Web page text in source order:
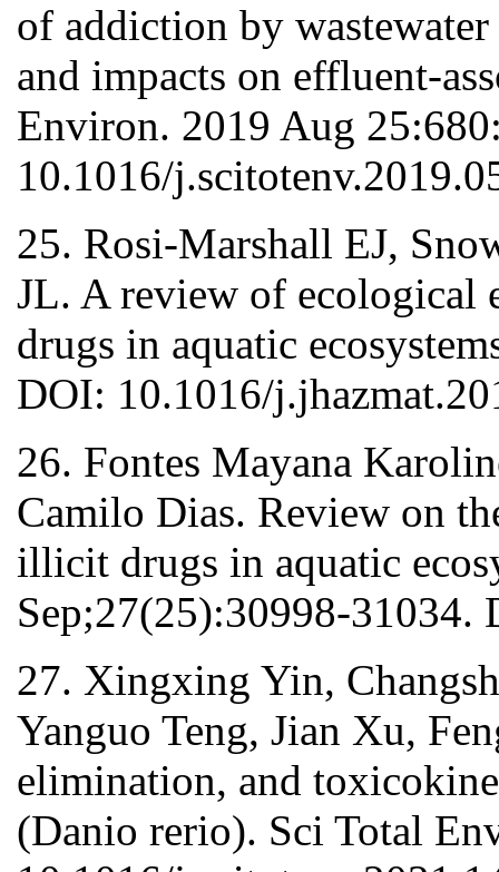
of addiction by
and impacts on effluent-
Environ. 2019 Aug
10.1016/
25. Rosi-Marshall EJ,
JL. A review of ecological
drugs in aquatic
DOI: 10.1016/
26. Fontes Mayana
Camilo Dias. Review on
illicit drugs in aquatic
Sep;27(25):30998-31034.
27. Xingxing Yin,
Yanguo Teng, Jian Xu,
elimination, and
(Danio rerio). Sci Total